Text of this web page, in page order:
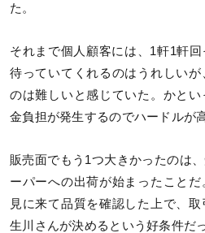
た。
それまで個人顧客には、1軒1軒
待っていてくれるのはうれしい
のは難しいと感じていた。かと
金負担が発生するのでハードルが
販売面でもう1つ大きかったのは
ーパーへの出荷が始まったこと
見に来て品質を確認した上で、
生川さんが決めるという好条件だ